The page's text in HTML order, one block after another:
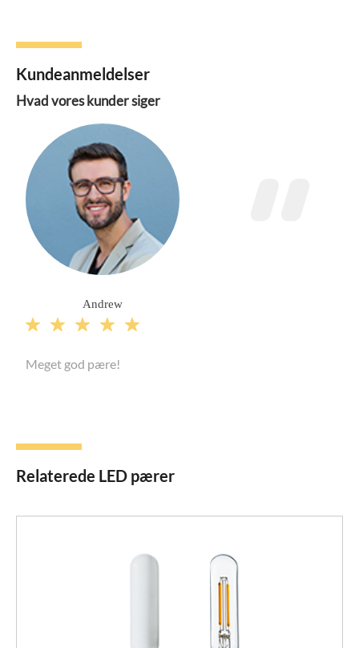
Kundeanmeldelser
Hvad vores kunder siger
Andrew
    
Meget god pære!
Relaterede LED pærer